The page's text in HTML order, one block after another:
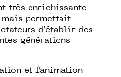
très enrichissante
mais permettait
d’établir des
générations
et l’animation